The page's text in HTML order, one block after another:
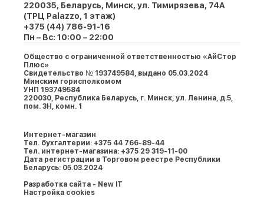
220035, Беларусь, Минск, ул. Тимирязева, 74A
(ТРЦ Palazzo, 1 этаж)
+375 (44) 786-91-16
Пн – Вс: 10:00 – 22:00
Общество с ограниченной ответственностью «АйСтор
Плюс»
Свидетельство № 193749584, выдано 05.03.2024
Минским горисполкомом
УНП 193749584
220030, Республика Беларусь, г. Минcк, ул. Ленина, д.5,
пом. 3Н, комн. 1
Интернет-магазин
Тел. бухгалтерии: +375 44 766-89-44
Тел. интернет-магазина: +375 29 319-11-00
Дата регистрации в Торговом реестре Республики
Беларусь: 05.03.2024
Разработка сайта - New IT
Настройка cookies